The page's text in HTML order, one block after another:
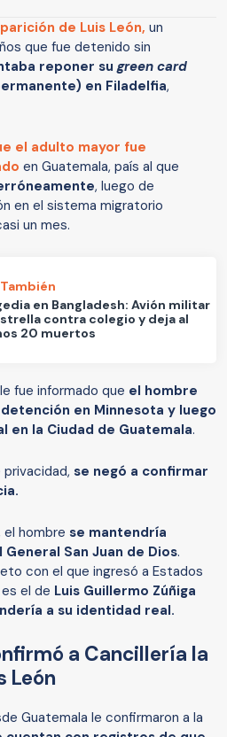
de Luis León, un
que fue detenido sin
reponer su green card
en Filadelfia,
el adulto mayor fue
en Guatemala, país al que
, luego de
en el sistema migratorio
un mes.
en Bangladesh: Avión militar
contra colegio y deja al
20 muertos
fue informado que el hombre
en Minnesota y luego
en la Ciudad de Guatemala.
se negó a confirmar
el hombre se mantendría
San Juan de Dios.
con el que ingresó a Estados
el de Luis Guillermo Zúñiga
a su identidad real.
a Cancillería la
León
Guatemala le confirmaron a la